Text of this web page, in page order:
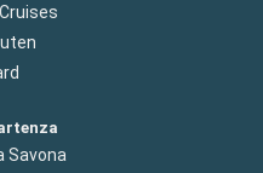
Savona